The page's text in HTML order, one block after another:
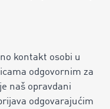
kontakt osobi u
odgovornim za
naš opravdani
odgovarajućim